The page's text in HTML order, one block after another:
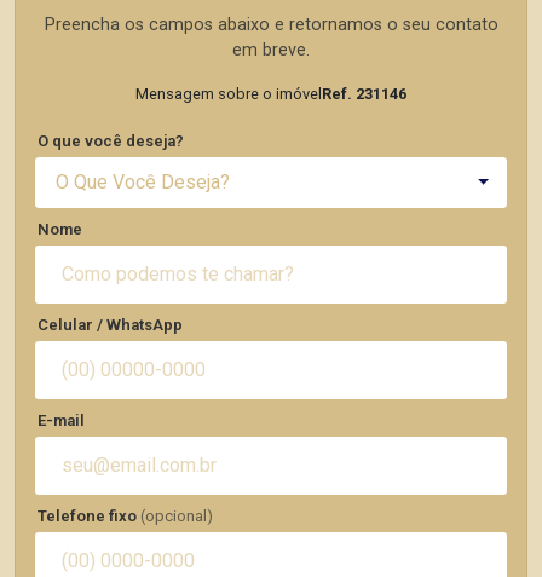
Preencha os campos abaixo e retornamos o seu contato
em breve.
Mensagem sobre o imóvel Ref. 231146
O que você deseja?
O Que Você Deseja?
Nome
Celular / WhatsApp
E-mail
Telefone fixo (opcional)